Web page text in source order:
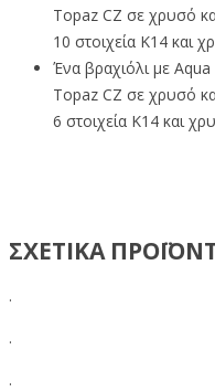
Topaz CZ σε χρυσό
10 στοιχεία Κ14 και
Ένα βραχιόλι με
Topaz CZ σε χρυσό
6 στοιχεία Κ14 και
ΣΧΕΤΙΚΑ
.
.
.